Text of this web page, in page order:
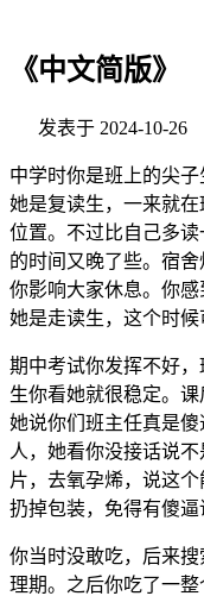
《中文简版》
发表于 2024-10-26
中学时你是班上的尖子
她是复读生，一来就
位置。不过比自己多
的时间又晚了些。宿
你影响大家休息。你
她是走读生，这个时候
期中考试你发挥不好
生你看她就很稳定。课
她说你们班主任真是
人，她看你没接话说
片，去氧孕烯，说这
扔掉包装，免得有傻逼
你当时没敢吃，后来
理期。之后你吃了一